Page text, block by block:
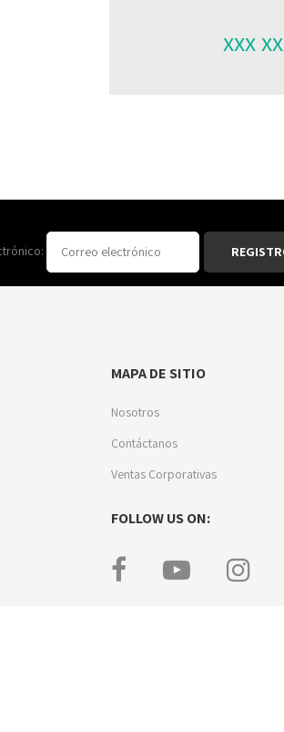
xxx
MAPA DE SITIO
Nosotros
Contáctanos
Ventas Corporativas
FOLLOW US ON: